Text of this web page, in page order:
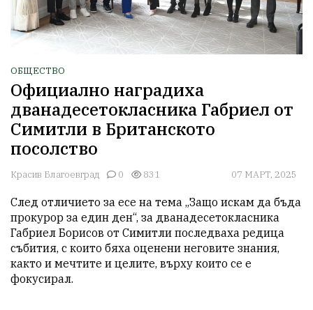
ОБЩЕСТВО
Официално наградиха
дванадесетокласника Габриел от
Симитли в Британското
посолство
Красив Благоевград 0 831 07 МАРТ, 2025
След отличието за есе на тема „Защо искам да бъда
прокурор за един ден“, за дванадесетокласника
Габриел Борисов от Симитли последваха редица
събития, с които бяха оценени неговите знания,
както и мечтите и целите, върху които се е
фокусирал.